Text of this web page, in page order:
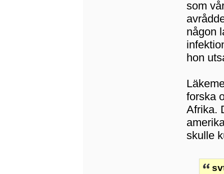
som
någon
hon
forska
Afrika.
skulle